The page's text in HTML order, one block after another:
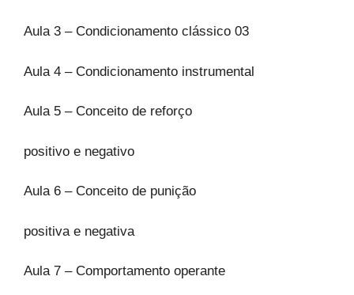
Aula 3 – Condicionamento clássico 03
Aula 4 – Condicionamento instrumental
Aula 5 – Conceito de reforço
positivo e negativo
Aula 6 – Conceito de punição
positiva e negativa
Aula 7 – Comportamento operante